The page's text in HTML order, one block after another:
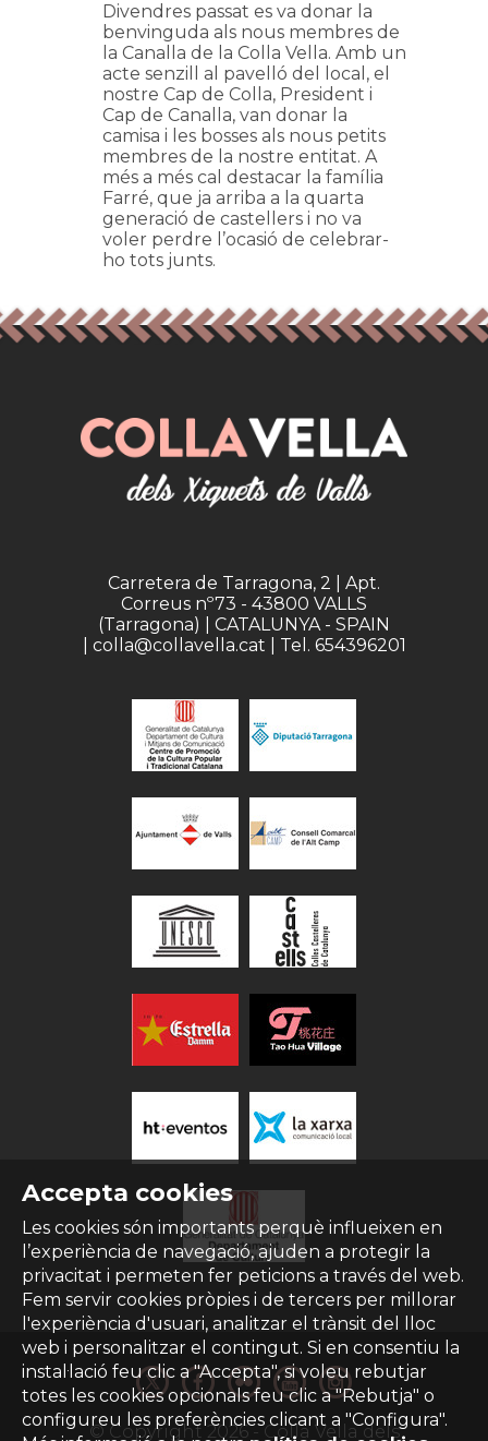
Divendres passat es va donar la
benvinguda als nous membres de
la Canalla de la Colla Vella. Amb un
acte senzill al pavelló del local, el
nostre Cap de Colla, President i
Cap de Canalla, van donar la
camisa i les bosses als nous petits
membres de la nostre entitat. A
més a més cal destacar la família
Farré, que ja arriba a la quarta
generació de castellers i no va
voler perdre l’ocasió de celebrar-
ho tots junts.
Accepta cookies
Les cookies són importants perquè influeixen en
l’experiència de navegació, ajuden a protegir la
privacitat i permeten fer peticions a través del web.
Fem servir cookies pròpies i de tercers per millorar
l'experiència d'usuari, analitzar el trànsit del lloc
web i personalitzar el contingut. Si en consentiu la
instal·lació feu clic a "Accepta", si voleu rebutjar
totes les cookies opcionals feu clic a "Rebutja" o
configureu les preferències clicant a "Configura".
Carretera de Tarragona, 2 | Apt.
Correus nº73 - 43800 VALLS
(Tarragona) | CATALUNYA - SPAIN
| colla@collavella.cat | Tel. 654396201
© Copyright2026- Colla Vella dels